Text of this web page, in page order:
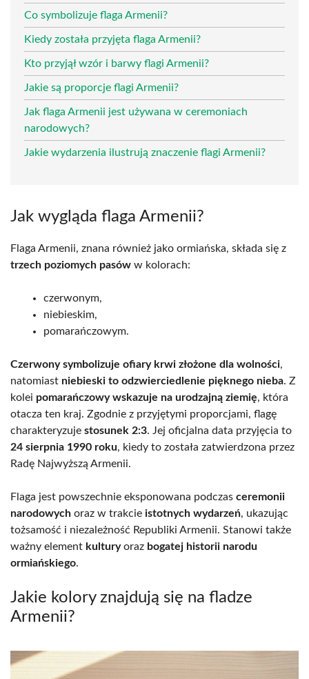
Co symbolizuje flaga Armenii?
Kiedy została przyjęta flaga Armenii?
Kto przyjął wzór i barwy flagi Armenii?
Jakie są proporcje flagi Armenii?
Jak flaga Armenii jest używana w ceremoniach
narodowych?
Jakie wydarzenia ilustrują znaczenie flagi Armenii?
Jak wygląda flaga Armenii?
Flaga Armenii, znana również jako ormiańska, składa się z
trzech poziomych pasów w kolorach:
czerwonym,
niebieskim,
pomarańczowym.
Czerwony symbolizuje ofiary krwi złożone dla wolności,
natomiast niebieski to odzwierciedlenie pięknego nieba. Z
kolei pomarańczowy wskazuje na urodzajną ziemię, która
otacza ten kraj. Zgodnie z przyjętymi proporcjami, flagę
charakteryzuje stosunek 2:3. Jej oficjalna data przyjęcia to
24 sierpnia 1990 roku, kiedy to została zatwierdzona przez
Radę Najwyższą Armenii.
Flaga jest powszechnie eksponowana podczas ceremonii
narodowych oraz w trakcie istotnych wydarzeń, ukazując
tożsamość i niezależność Republiki Armenii. Stanowi także
ważny element kulturyoraz bogatej historii narodu
ormiańskiego.
Jakie kolory znajdują się na fladze
Armenii?